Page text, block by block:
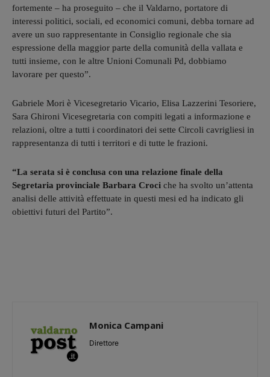
fortemente – ha proseguito – che il Valdarno, portatore di
interessi politici, sociali, ed economici comuni, debba tornare ad
avere un suo rappresentante in Consiglio regionale che sia
espressione della maggior parte della comunità della vallata e
tutti insieme, con le altre Unioni Comunali Pd, dobbiamo
lavorare per questo”.
Gabriele Mori è Vicesegretario Vicario, Elisa Lazzerini Tesoriere,
Sara Ghironi Vicesegretaria con compiti legati a informazione e
relazioni, oltre a tutti i coordinatori dei sette Circoli cavrigliesi in
rappresentanza di tutti i territori e di tutte le frazioni.
“La serata si è conclusa con una relazione finale della
Segretaria provinciale Barbara Croci che ha svolto un’attenta
analisi delle attività effettuate in questi mesi ed ha indicato gli
obiettivi futuri del Partito”.
Monica Campani
Direttore